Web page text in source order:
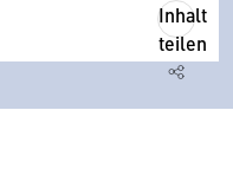
Inhalt
teilen